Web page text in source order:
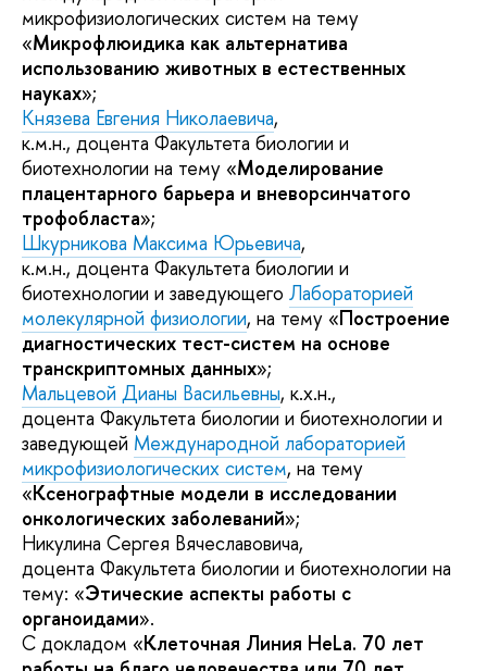
микрофизиологических систем на тему
«Микрофлюидика как альтернатива
использованию животных в естественных
науках»;
Князева Евгения Николаевича,
к.м.н., доцента Факультета биологии и
биотехнологии на тему «Моделирование
плацентарного барьера и вневорсинчатого
трофобласта»;
Шкурникова Максима Юрьевича,
к.м.н., доцента Факультета биологии и
биотехнологии и заведующего Лабораторией
молекулярной физиологии, на тему «Построение
диагностических тест-систем на основе
транскриптомных данных»;
Мальцевой Дианы Васильевны, к.х.н.,
доцента Факультета биологии и биотехнологии и
заведующей Mеждународной лабораторией
микрофизиологических систем, на тему
«Ксенографтные модели в исследовании
онкологических заболеваний»;
Никулина Сергея Вячеславовича,
доцента Факультета биологии и биотехнологии на
тему: «Этические аспекты работы с
органоидами».
С докладом «Клеточная Линия HeLa. 70 лет